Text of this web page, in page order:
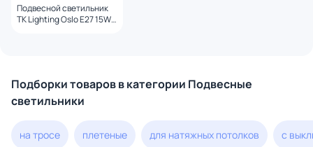
Подвесной светильник
TK Lighting Oslo E27 15W
Подборки товаров в категории Подвесные
светильники
на тросе плетеные для натяжных потолков с